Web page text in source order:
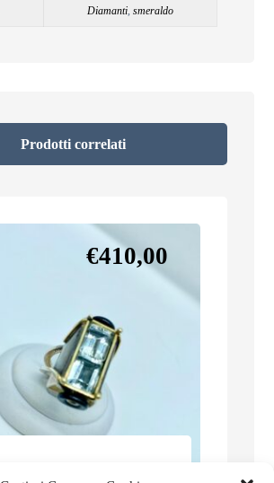
Diamanti,smeraldo
Prodotti correlati
€410,00